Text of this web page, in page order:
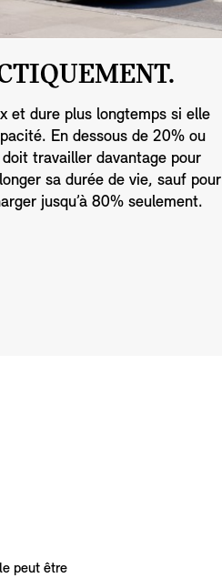
et dure plus longtemps si elle
En dessous de 20% ou
travailler davantage pour
sa durée de vie, sauf pour
jusqu’à 80% seulement.
peut être